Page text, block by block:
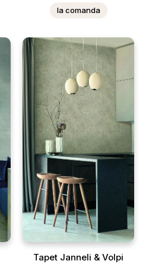
la comanda
Tapet Janneli & Volpi